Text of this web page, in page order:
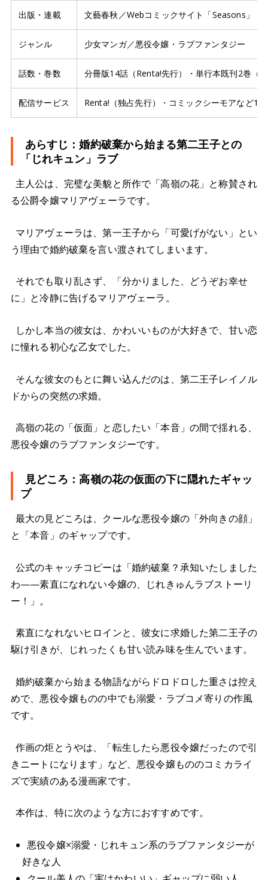
出版・連載 文藝春秋／Webコミックサイト「Seasons」
ジャンル 少女マンガ／悪役令嬢・ラブファンタジー
話数・巻数 分冊版14話（Renta!先行）・単行本既刊2巻（
配信サービス Renta!（独占先行）・コミックシーモアなど12
あらすじ：婚約破棄から始まる第二王子との
「じれキュン」ラブ
主人公は、完璧な美貌と所作で「高嶺の花」と称賛され
る公爵令嬢マリアヴェーラです。
マリアヴェーラは、第一王子から「可愛げがない」とい
う理由で婚約破棄を言い渡されてしまいます。
それでも取り乱さず、「分かりました、どうぞお幸せ
に」と冷静に告げるマリアヴェーラ。
しかし本当の彼女は、かわいいものが大好きで、甘い恋
に憧れる初心な乙女でした。
そんな彼女のもとに舞い込んだのは、第二王子レイノル
ドからの突然の求婚。
高嶺の花の「仮面」と恋したい「本音」の間で揺れる、
悪役令嬢のラブファンタジーです。
見どころ：高嶺の花の仮面の下に隠れたギャッ
プ
最大の見どころは、クールな悪役令嬢の「外向きの顔」
と「本音」のギャップです。
公式のキャッチコピーは「婚約破棄？承知いたしました
わ——素直になれない令嬢の、じれきゅんラブストーリ
ー！」。
素直になれないヒロインと、彼女に求婚した第二王子の
駆け引きが、じれったくも甘い読み味を生んでいます。
婚約破棄から始まる物語ながらドロドロした重さは控え
めで、悪役令嬢ものの中でも溺愛・ラブコメ寄りの作風
です。
作画の炬とうやは、「転生したら悪役令嬢だったので引
きニートになります」など、悪役令嬢もののコミカライ
ズで実績のある漫画家です。
本作は、特に次のような方におすすめです。
悪役令嬢×溺愛・じれキュン系のラブファンタジーが
好きな人